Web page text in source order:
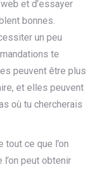
et d’essayer
bonnes.
un peu
te
peuvent être plus
et elles peuvent
où tu chercherais
tout ce que l’on
l’on peut obtenir